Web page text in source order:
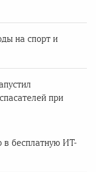
на спорт и
при
в бесплатную ИТ-